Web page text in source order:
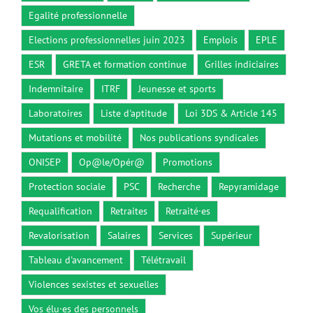
Egalité professionnelle
Elections professionnelles juin 2023
Emplois
EPLE
ESR
GRETA et formation continue
Grilles indiciaires
Indemnitaire
ITRF
Jeunesse et sports
Laboratoires
Liste d'aptitude
Loi 3DS & Article 145
Mutations et mobilité
Nos publications syndicales
ONISEP
Op@le/Opér@
Promotions
Protection sociale
PSC Recherche
Repyramidage
Requalification
Retraites
Retraité·es
Revalorisation
Salaires Services
Supérieur
Tableau d'avancement
Télétravail
Violences sexistes et sexuelles
Vos élu·es des personnels